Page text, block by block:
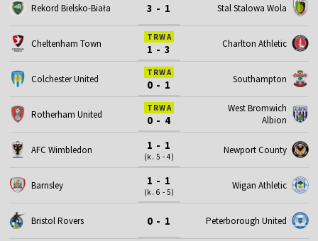
Rekord Bielsko-Biała 3 - 1 Stal Stalowa Wola
Cheltenham Town
TRWA
1 - 3 Charlton Athletic
Colchester United
TRWA
0 - 1 Southampton
Rotherham United
TRWA
0 - 4
West Bromwich
Albion
AFC Wimbledon 1 - 1
(k. 5 - 4)
Newport County
Barnsley 1 - 1
(k. 6 - 5)
Wigan Athletic
Bristol Rovers 0 - 1 Peterborough United